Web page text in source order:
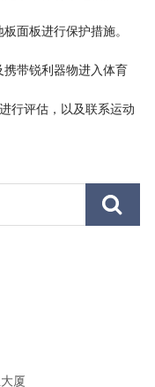
面板进行保护措施。
带锐利器物进入体育
行评估，以及联系运动
厦